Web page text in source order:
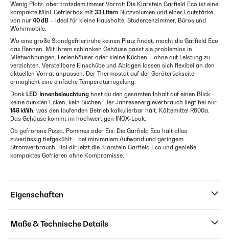
Wenig Platz, aber trotzdem immer Vorrat: Die Klarstein Garfield Eco ist eine
kompakte Mini-Gefrierbox mit 33 Litern Nutzvolumen und einer Lautstärke
von nur 40 dB – ideal für kleine Haushalte, Studentenzimmer, Büros und
Wohnmobile.
Wo eine große Standgefriertruhe keinen Platz findet, macht die Garfield Eco
das Rennen. Mit ihrem schlanken Gehäuse passt sie problemlos in
Mietwohnungen, Ferienhäuser oder kleine Küchen – ohne auf Leistung zu
verzichten. Verstellbare Einschübe und Ablagen lassen sich flexibel an den
aktuellen Vorrat anpassen. Der Thermostat auf der Geräterückseite
ermöglicht eine einfache Temperaturregelung.
Dank LED-Innenbeleuchtung hast du den gesamten Inhalt auf einen Blick –
keine dunklen Ecken, kein Suchen. Der Jahresenergieverbrauch liegt bei nur
148 kWh, was den laufenden Betrieb kalkulierbar hält. Kältemittel R600a.
Das Gehäuse kommt im hochwertigen INOX-Look.
Ob gefrorene Pizza, Pommes oder Eis: Die Garfield Eco hält alles
zuverlässig tiefgekühlt – bei minimalem Aufwand und geringem
Stromverbrauch. Hol dir jetzt die Klarstein Garfield Eco und genieße
kompaktes Gefrieren ohne Kompromisse.
Eigenschaften
Maße & Technische Details